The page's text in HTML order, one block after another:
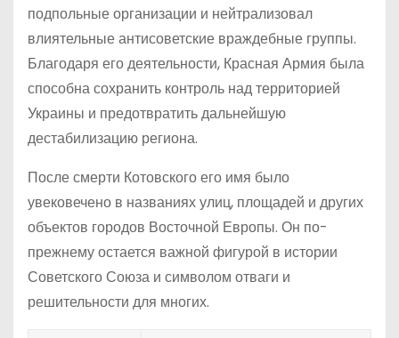
подпольные организации и нейтрализовал
влиятельные антисоветские враждебные группы.
Благодаря его деятельности, Красная Армия была
способна сохранить контроль над территорией
Украины и предотвратить дальнейшую
дестабилизацию региона.
После смерти Котовского его имя было
увековечено в названиях улиц, площадей и других
объектов городов Восточной Европы. Он по-
прежнему остается важной фигурой в истории
Советского Союза и символом отваги и
решительности для многих.